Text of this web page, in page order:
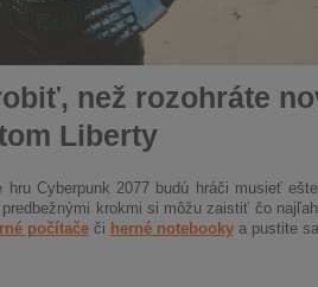
než rozohráte
Liberty
Cyberpunk 2077 budú hráči musieť
krokmi si môžu zaistiť čo
počítačeči herné notebookya pustite sa